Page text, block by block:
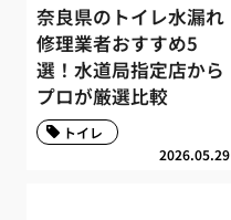
奈良県のトイレ水漏れ
修理業者おすすめ5
選！水道局指定店から
プロが厳選比較
2026.05.29
トイレ